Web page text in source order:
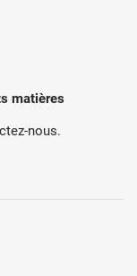
matières
nous.